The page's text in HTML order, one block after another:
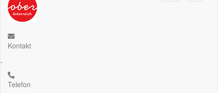
Kontakt
.
Telefon